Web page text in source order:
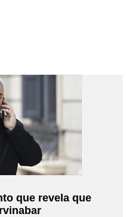
que revela que